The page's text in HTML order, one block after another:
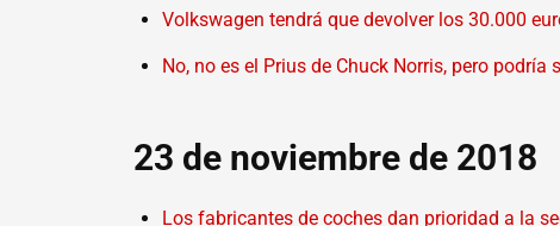
Volkswagen tendrá que devolver los 30.000
No, no es el Prius de Chuck Norris, pero
23 de noviembre de 2018
Los fabricantes de coches dan prioridad a la